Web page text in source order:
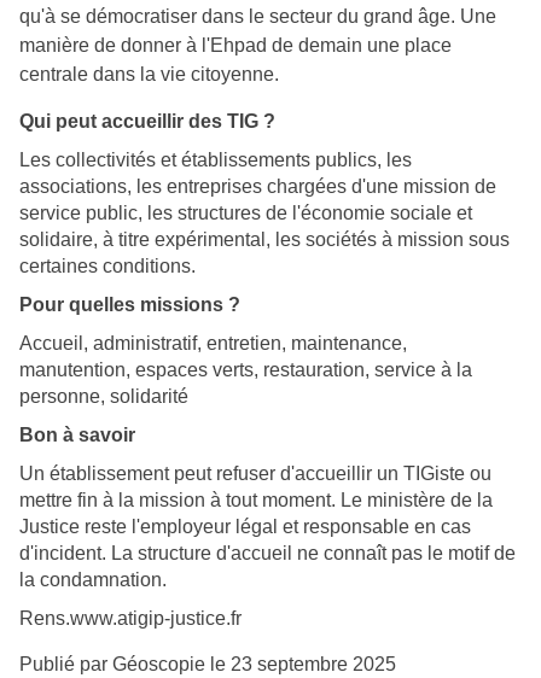
qu'à se démocratiser dans le secteur du grand âge. Une
manière de donner à l'Ehpad de demain une place
centrale dans la vie citoyenne.
Qui peut accueillir des TIG ?
Les collectivités et établissements publics, l es
associations, l es entreprises chargées d'une mission de
service public, l es structures de l'économie sociale et
solidaire, à titre expérimental, les sociétés à mission sous
certaines conditions.
Pour quelles missions ?
Accueil, administratif, entretien, maintenance,
manutention, espaces verts, restauration, service à la
personne, solidarité
Bon à savoir
Un établissement peut refuser d'accueillir un TIGiste ou
mettre fin à la mission à tout moment. Le ministère de la
Justice reste l'employeur légal et responsable en cas
d'incident. La structure d'accueil ne connaît pas le motif de
la condamnation.
Rens.www.atigip-justice.fr
Publié par Géoscopie le 23 septembre 2025